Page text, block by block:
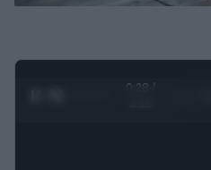
0:28 /